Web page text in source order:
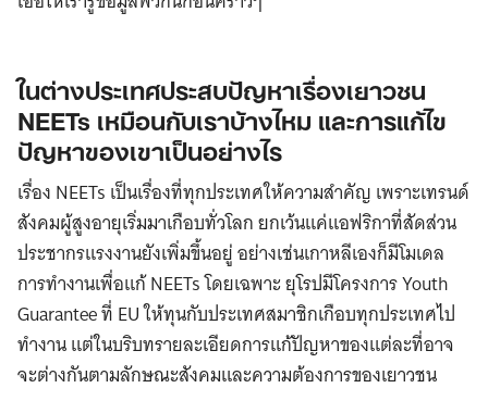
Search
for:
ในต่างประเทศประสบปัญหาเรื่องเยาวชน
NEETs เหมือนกับเราบ้างไหม และการแก้ไข
ปัญหาของเขาเป็นอย่างไร
เรื่อง NEETs เป็นเรื่องที่ทุกประเทศให้ความสําคัญ เพราะเทรนด์
สังคมผู้สูงอายุเริ่มมาเกือบทั่วโลก ยกเว้นแค่แอฟริกาที่สัดส่วน
ประชากรแรงงานยังเพิ่มขึ้นอยู่ อย่างเช่นเกาหลีเองก็มีโมเดล
การทํางานเพื่อแก้ NEETs โดยเฉพาะ ยุโรปมีโครงการ Youth
Guarantee ที่ EU ให้ทุนกับประเทศสมาชิกเกือบทุกประเทศไป
ทำงาน แต่ในบริบทรายละเอียดการแก้ปัญหาของแต่ละที่อาจ
จะต่างกันตามลักษณะสังคมและความต้องการของเยาวชน